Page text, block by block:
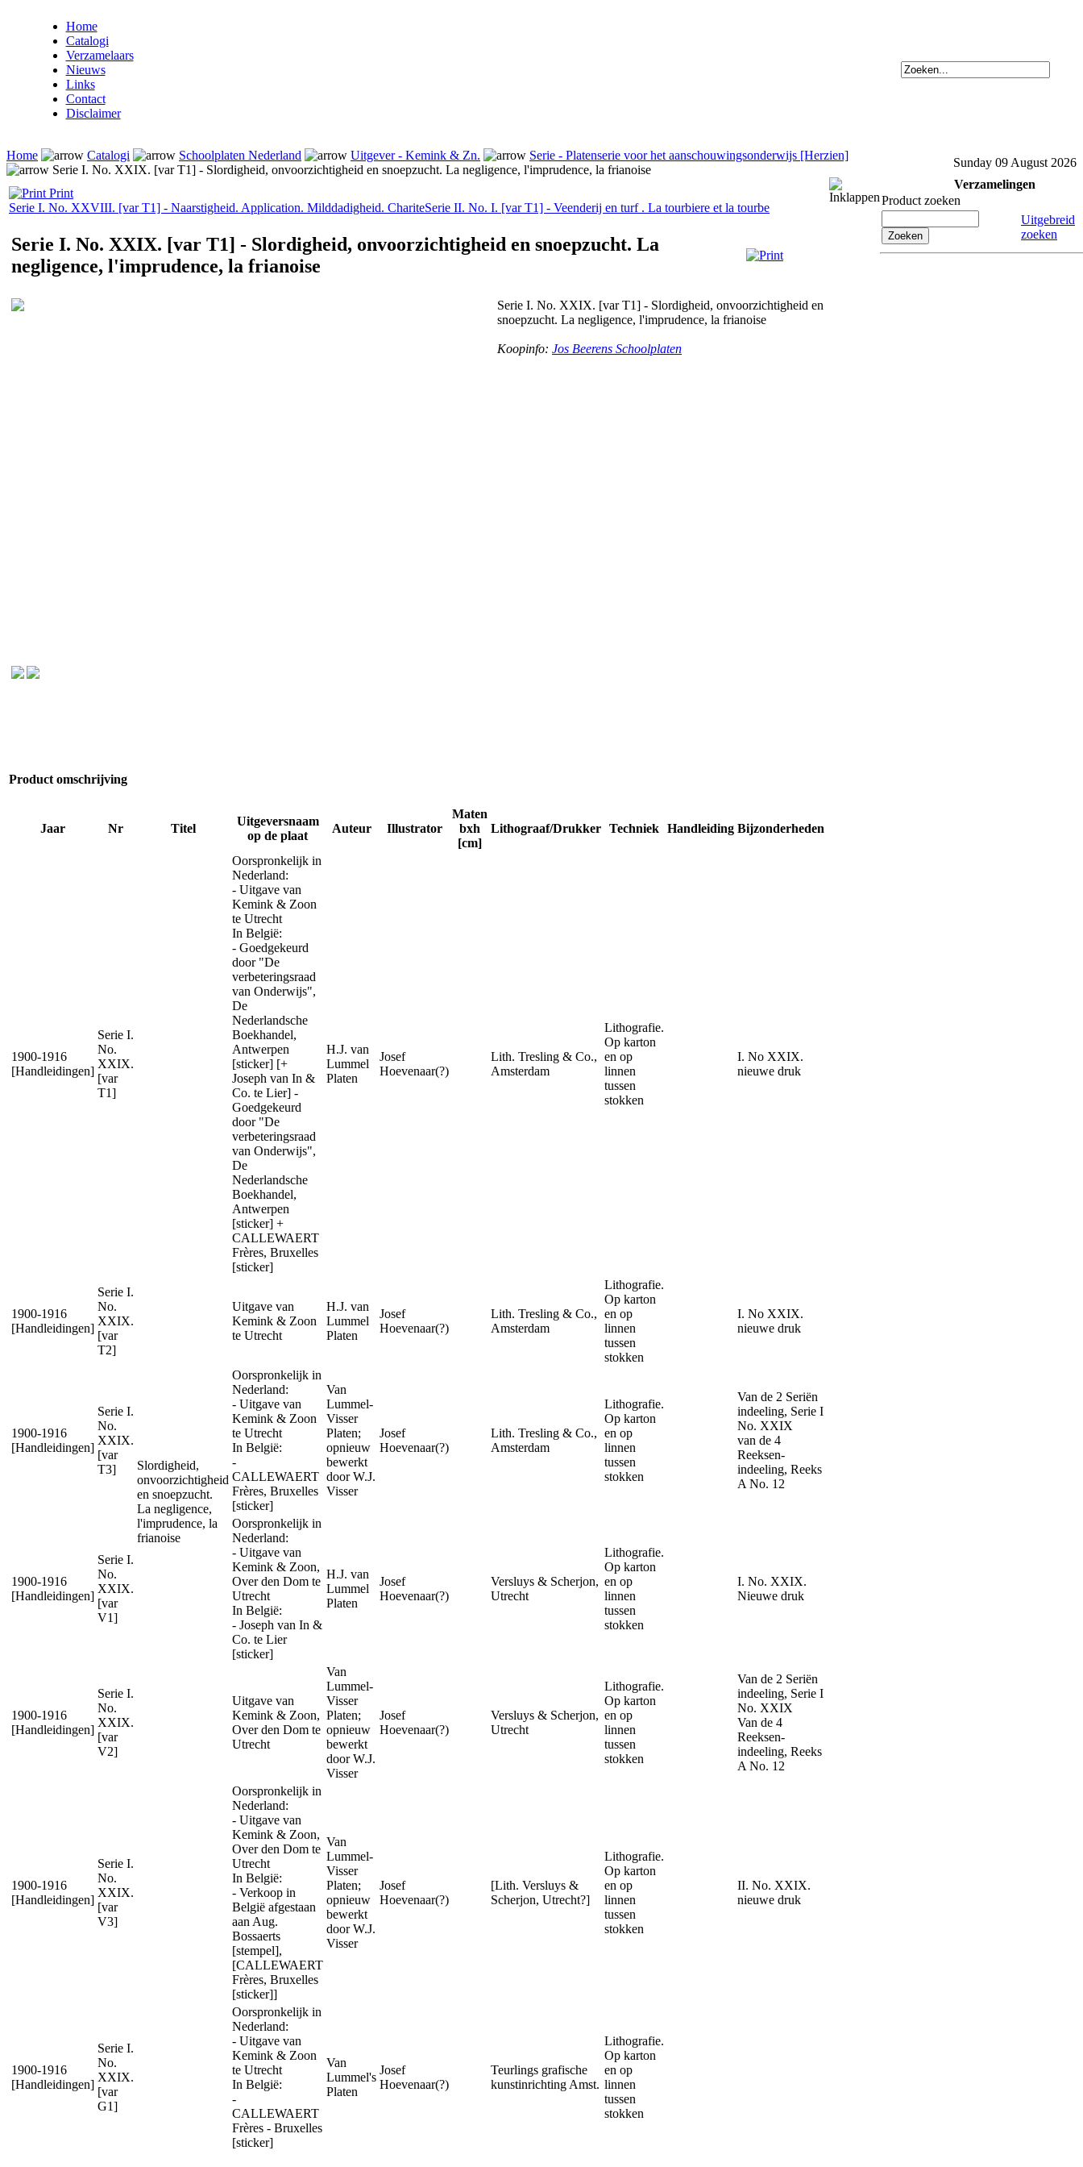
Home
Catalogi
Verzamelaars
Nieuws
Links
Contact
Disclaimer
Home Catalogi Schoolplaten Nederland Uitgever - Kemink & Zn.
Serie - Platenserie voor het aanschouwingsonderwijs [Herzien]
Serie I. No. XXIX. [var T1] - Slordigheid, onvoorzichtigheid en snoepzucht. La negligence, l'imprudence, la frianoise
Sunday 09 August 2026
Print
Serie I. No. XXVIII. [var T1] - Naarstigheid. Application. Milddadigheid. ChariteSerie II. No. I. [var T1] - Veenderij en turf . La tourbiere et la tourbe
Serie I. No. XXIX. [var T1] - Slordigheid, onvoorzichtigheid en snoepzucht. La
negligence, l'imprudence, la frianoise
Serie I. No. XXIX. [var T1] - Slordigheid, onvoorzichtigheid en
snoepzucht. La negligence, l'imprudence, la frianoise
Koopinfo: Jos Beerens Schoolplaten
Product omschrijving
Jaar Nr Titel
Uitgeversnaam
op de plaat
Auteur Illustrator
Maten
bxh
[cm]
Lithograaf/Drukker Techniek Handleiding Bijzonderheden
1900-1916
[Handleidingen]
Serie I.
No.
XXIX.
[var
T1]
Slordigheid,
onvoorzichtigheid
en snoepzucht.
La negligence,
l'imprudence, la
frianoise
Oorspronkelijk in
Nederland:
- Uitgave van
Kemink & Zoon
te Utrecht
In België:
- Goedgekeurd
door "De
verbeteringsraad
van Onderwijs",
De
Nederlandsche
Boekhandel,
Antwerpen
[sticker] [+
Joseph van In &
Co. te Lier] -
Goedgekeurd
door "De
verbeteringsraad
van Onderwijs",
De
Nederlandsche
Boekhandel,
Antwerpen
[sticker] +
CALLEWAERT
Frères, Bruxelles
[sticker]
H.J. van
Lummel
Platen
Josef
Hoevenaar(?)
Lith. Tresling & Co.,
Amsterdam
Lithografie.
Op karton
en op
linnen
tussen
stokken
I. No XXIX.
nieuwe druk
1900-1916
[Handleidingen]
Serie I.
No.
XXIX.
[var
T2]
Uitgave van
Kemink & Zoon
te Utrecht
H.J. van
Lummel
Platen
Josef
Hoevenaar(?)
Lith. Tresling & Co.,
Amsterdam
Lithografie.
Op karton
en op
linnen
tussen
stokken
I. No XXIX.
nieuwe druk
1900-1916
[Handleidingen]
Serie I.
No.
XXIX.
[var
T3]
Oorspronkelijk in
Nederland:
- Uitgave van
Kemink & Zoon
te Utrecht
In België:
-
CALLEWAERT
Frères, Bruxelles
[sticker]
Van
Lummel-
Visser
Platen;
opnieuw
bewerkt
door W.J.
Visser
Josef
Hoevenaar(?)
Lith. Tresling & Co.,
Amsterdam
Lithografie.
Op karton
en op
linnen
tussen
stokken
Van de 2 Seriën
indeeling, Serie I
No. XXIX
van de 4
Reeksen-
indeeling, Reeks
A No. 12
1900-1916
[Handleidingen]
Serie I.
No.
XXIX.
[var
V1]
Oorspronkelijk in
Nederland:
- Uitgave van
Kemink & Zoon,
Over den Dom te
Utrecht
In België:
- Joseph van In &
Co. te Lier
[sticker]
H.J. van
Lummel
Platen
Josef
Hoevenaar(?)
Versluys & Scherjon,
Utrecht
Lithografie.
Op karton
en op
linnen
tussen
stokken
I. No. XXIX.
Nieuwe druk
1900-1916
[Handleidingen]
Serie I.
No.
XXIX.
[var
V2]
Uitgave van
Kemink & Zoon,
Over den Dom te
Utrecht
Van
Lummel-
Visser
Platen;
opnieuw
bewerkt
door W.J.
Visser
Josef
Hoevenaar(?)
Versluys & Scherjon,
Utrecht
Lithografie.
Op karton
en op
linnen
tussen
stokken
Van de 2 Seriën
indeeling, Serie I
No. XXIX
Van de 4
Reeksen-
indeeling, Reeks
A No. 12
1900-1916
[Handleidingen]
Serie I.
No.
XXIX.
[var
V3]
Oorspronkelijk in
Nederland:
- Uitgave van
Kemink & Zoon,
Over den Dom te
Utrecht
In België:
- Verkoop in
België afgestaan
aan Aug.
Bossaerts
[stempel],
[CALLEWAERT
Frères, Bruxelles
[sticker]]
Van
Lummel-
Visser
Platen;
opnieuw
bewerkt
door W.J.
Visser
Josef
Hoevenaar(?)
[Lith. Versluys &
Scherjon, Utrecht?]
Lithografie.
Op karton
en op
linnen
tussen
stokken
II. No. XXIX.
nieuwe druk
1900-1916
[Handleidingen]
Serie I.
No.
XXIX.
[var
G1]
Oorspronkelijk in
Nederland:
- Uitgave van
Kemink & Zoon
te Utrecht
In België:
-
CALLEWAERT
Frères - Bruxelles
[sticker]
Van
Lummel's
Platen
Josef
Hoevenaar(?)
Teurlings grafische
kunstinrichting Amst.
Lithografie.
Op karton
en op
linnen
tussen
stokken
Verzamelingen
Product zoeken
Uitgebreid
zoeken